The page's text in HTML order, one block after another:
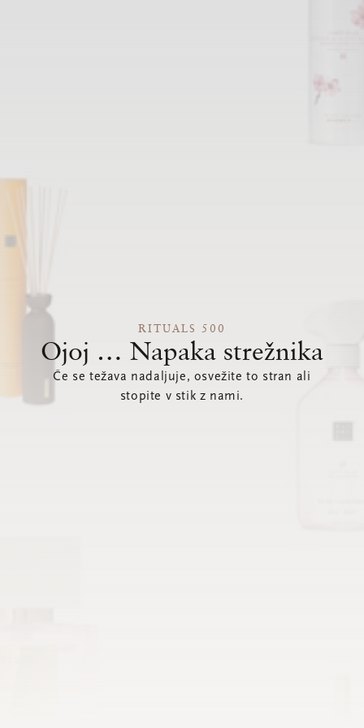
RITUALS 500
Ojoj … Napaka strežnika
Če se težava nadaljuje, osvežite to stran ali
stopite v stik z nami.